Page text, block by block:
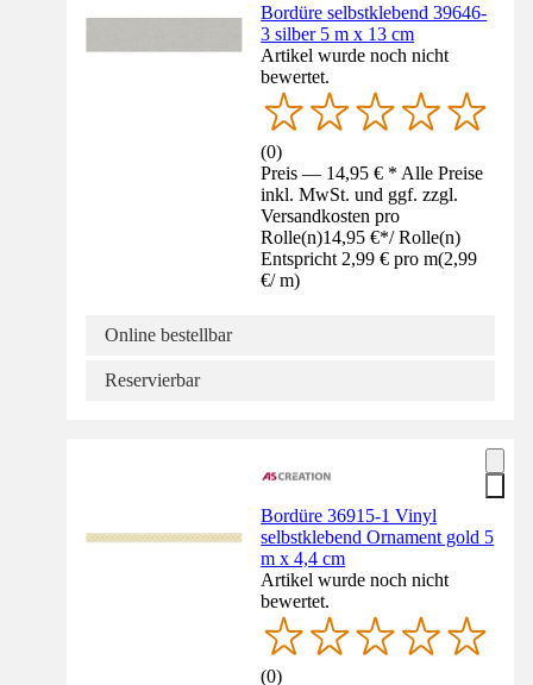
Bordüre selbstklebend 39646-
3 silber 5 m x 13 cm
Artikel wurde noch nicht
bewertet.
(0)
Preis — 14,95 € * Alle Preise
inkl. MwSt. und ggf. zzgl.
Versandkosten pro
Rolle(n)14,95 €*/ Rolle(n)
Entspricht 2,99 € pro m(2,99
€/ m)
Online bestellbar
Reservierbar
Bordüre 36915-1 Vinyl
selbstklebend Ornament gold 5
m x 4,4 cm
Artikel wurde noch nicht
bewertet.
(0)